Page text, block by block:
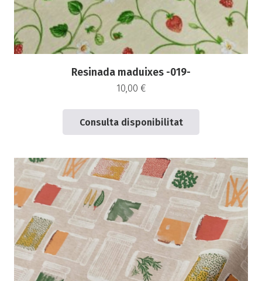
Resinada maduixes -019-
10,00 €
Consulta disponibilitat